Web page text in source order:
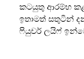
කටයුතු ආරම්භ
ඉතාමත් සතුටින්
ෆියුචර් ලයිෆ්